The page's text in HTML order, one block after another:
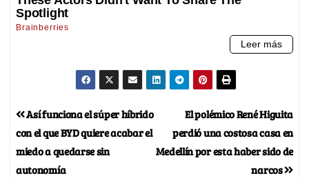
El polémico René Higuita
perdió una costosa casa en
Medellín por esta haber sido de
narcos
Así funciona el súper híbrido
con el que BYD quiere acabar el
miedo a quedarse sin
autonomía